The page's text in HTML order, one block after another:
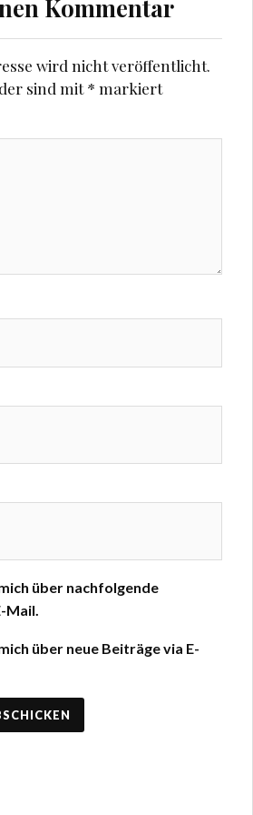
Kommentar
wird nicht veröffentlicht.
sind mit* markiert
über nachfolgende
Mail.
über neue Beiträge via E-